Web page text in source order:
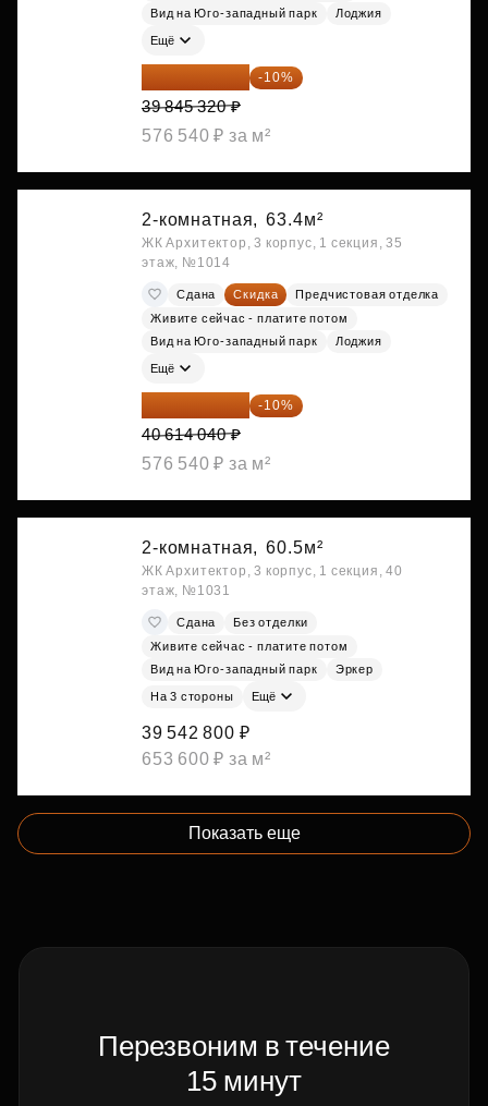
Вид на Юго-западный парк
Лоджия
Ещё
35 860 788 ₽ -10%
39 845 320 ₽
576 540 ₽ за м²
2-комнатная, 63.4м²
ЖК Архитектор, 3 корпус, 1 секция, 35
этаж, №1014
Сдана Скидка
Предчистовая отделка
Живите сейчас - платите потом
Вид на Юго-западный парк
Лоджия
Ещё
36 552 636 ₽ -10%
40 614 040 ₽
576 540 ₽ за м²
2-комнатная, 60.5м²
ЖК Архитектор, 3 корпус, 1 секция, 40
этаж, №1031
Сдана
Без отделки
Живите сейчас - платите потом
Вид на Юго-западный парк
Эркер
На 3 стороны Ещё
39 542 800 ₽
653 600 ₽ за м²
Показать еще
Перезвоним в течение
15 минут